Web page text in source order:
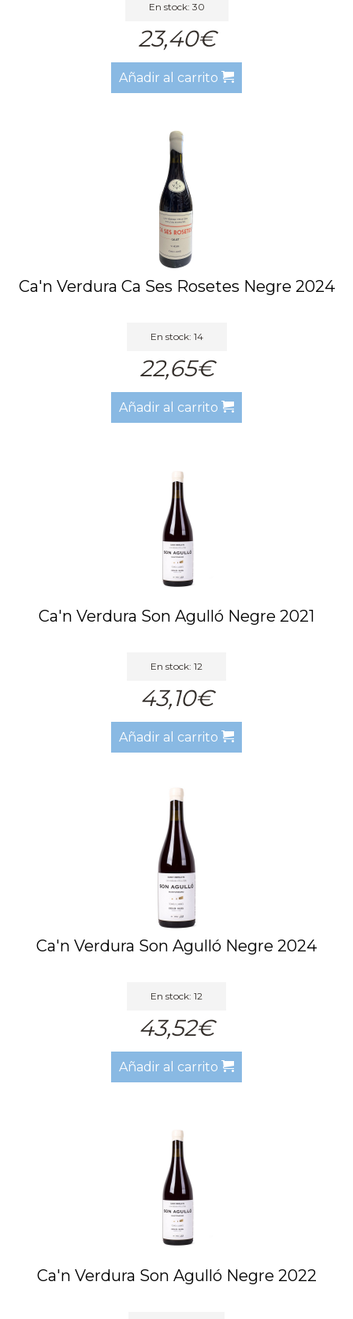
En stock: 30
23,40€
Añadir al carrito
Ca'n Verdura Ca Ses Rosetes Negre 2024
En stock: 14
22,65€
Añadir al carrito
Ca'n Verdura Son Agulló Negre 2021
En stock: 12
43,10€
Añadir al carrito
Ca'n Verdura Son Agulló Negre 2024
En stock: 12
43,52€
Añadir al carrito
Ca'n Verdura Son Agulló Negre 2022